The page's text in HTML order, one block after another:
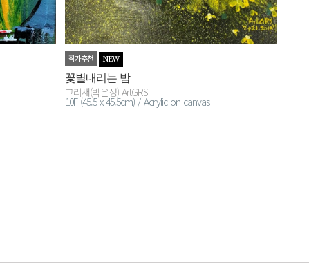
작가추천 NEW
꽃별내리는 밤
그리새(박은정) ArtGRS
10F (45.5 x 45.5cm) / Acrylic on canvas